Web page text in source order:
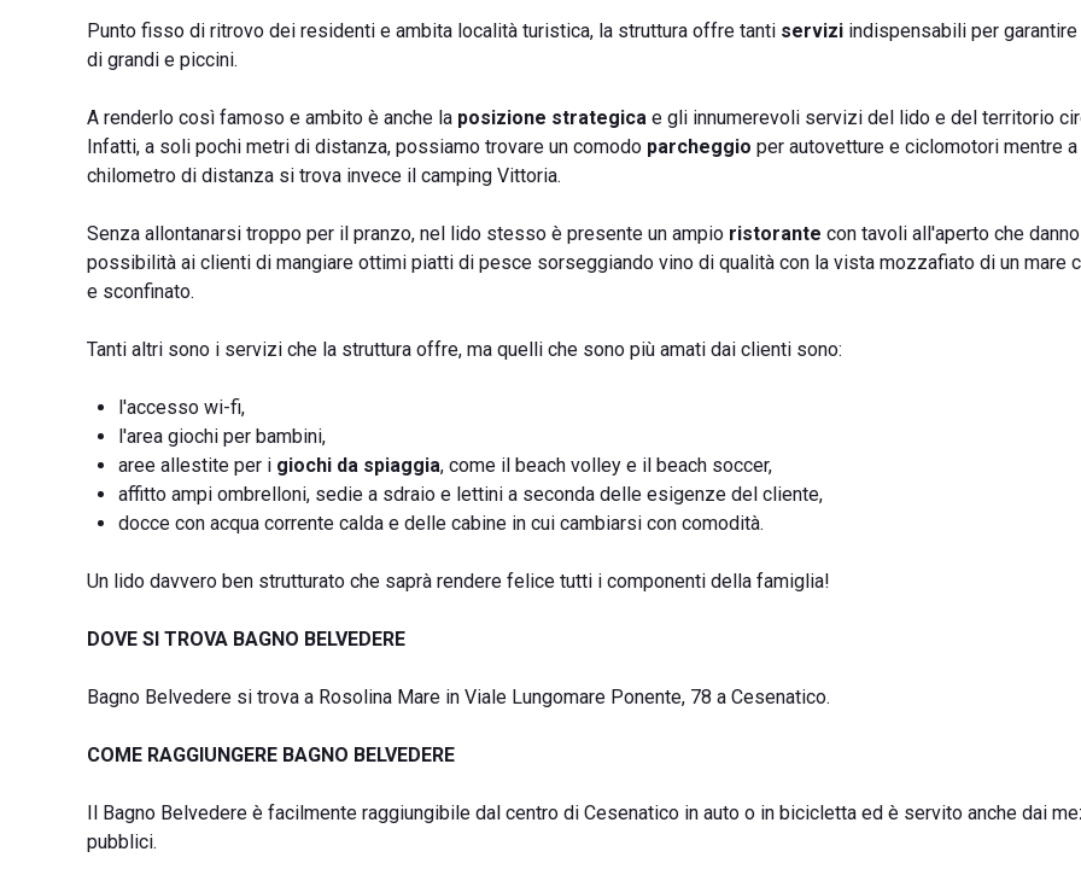
Punto fisso di ritrovo dei residenti e ambita località turistica, la struttura offre tanti servizi indispensabili per
di grandi e piccini.
A renderlo così famoso e ambito è anche la posizione strategica e gli innumerevoli servizi del lido e del territorio
Infatti, a soli pochi metri di distanza, possiamo trovare un comodo parcheggio per autovetture e ciclomotori mentre
chilometro di distanza si trova invece il camping Vittoria.
Senza allontanarsi troppo per il pranzo, nel lido stesso è presente un ampio ristorante con tavoli all'aperto che
possibilità ai clienti di mangiare ottimi piatti di pesce sorseggiando vino di qualità con la vista mozzafiato di un mare
e sconfinato.
Tanti altri sono i servizi che la struttura offre, ma quelli che sono più amati dai clienti sono:
l'accesso wi-fi,
l'area giochi per bambini,
aree allestite per i giochi da spiaggia, come il beach volley e il beach soccer,
affitto ampi ombrelloni, sedie a sdraio e lettini a seconda delle esigenze del cliente,
docce con acqua corrente calda e delle cabine in cui cambiarsi con comodità.
Un lido davvero ben strutturato che saprà rendere felice tutti i componenti della famiglia!
DOVE SI TROVA BAGNO BELVEDERE
Bagno Belvedere si trova a Rosolina Mare in Viale Lungomare Ponente, 78 a Cesenatico.
COME RAGGIUNGERE BAGNO BELVEDERE
Il Bagno Belvedere è facilmente raggiungibile dal centro di Cesenatico in auto o in bicicletta ed è servito anche dai
pubblici.